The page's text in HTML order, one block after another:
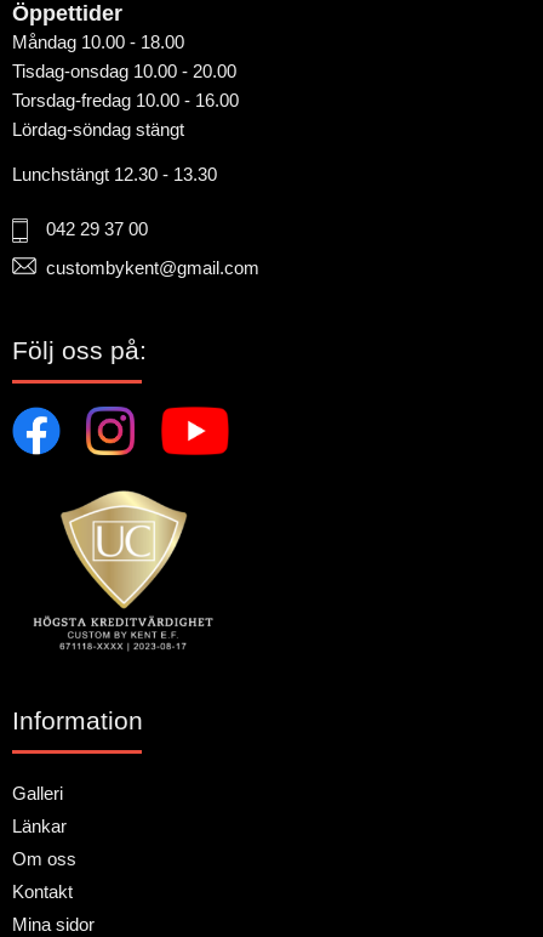
Öppettider
Måndag 10.00 - 18.00
Tisdag-onsdag 10.00 - 20.00
Torsdag-fredag 10.00 - 16.00
Lördag-söndag stängt
Lunchstängt 12.30 - 13.30
042 29 37 00
custombykent@gmail.com
Följ oss på:
Information
Galleri
Länkar
Om oss
Kontakt
Mina sidor